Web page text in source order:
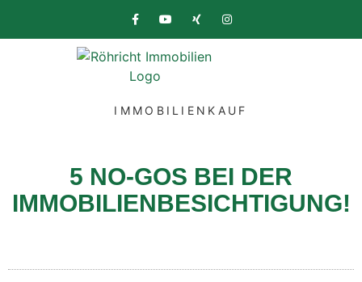
IMMOBILIENKAUF
5 NO-GOS BEI DER
IMMOBILIENBESICHTIGUNG!